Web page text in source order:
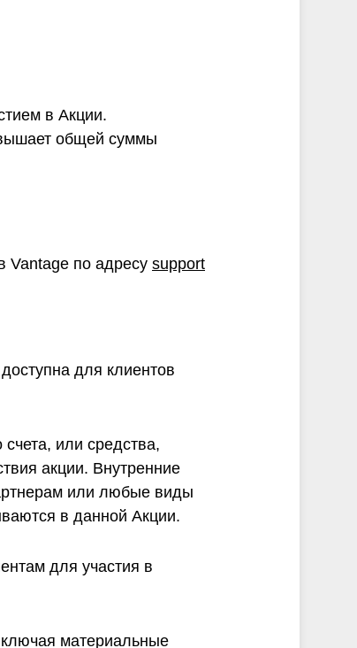
в Акции.
общей суммы
Vantage по адресу support
для клиентов
или средства,
акции. Внутренние
или любые виды
в данной Акции.
для участия в
материальные